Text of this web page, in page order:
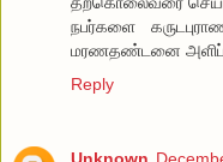
நபர்களை
மரணதண்டனை
Reply